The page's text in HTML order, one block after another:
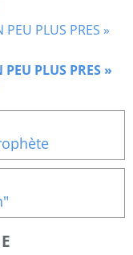
PEU PLUS PRES »